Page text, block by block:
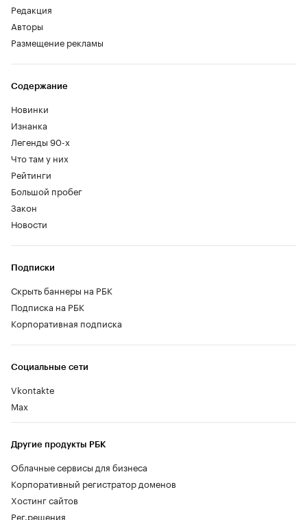
Редакция
Авторы
Размещение рекламы
Содержание
Новинки
Изнанка
Легенды 90-х
Что там у них
Рейтинги
Большой пробег
Закон
Новости
Социальные сети
Vkontakte
Max
Другие продукты РБК
Облачные сервисы для бизнеса
Корпоративный регистратор доменов
Хостинг сайтов
Рег.решения
Подписки
Скрыть баннеры на РБК
Подписка на РБК
Корпоративная подписка